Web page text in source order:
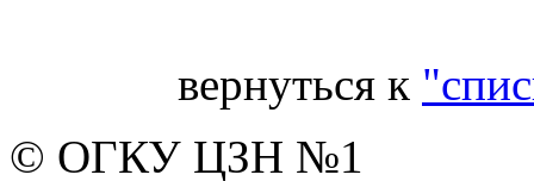
вернуться к
© ОГКУ ЦЗН №1